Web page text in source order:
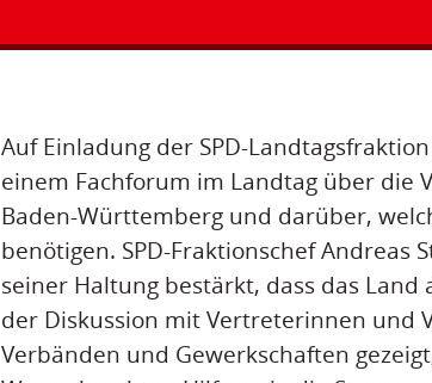
Auf Einladung der SPD-
einem Fachforum im Landtag über die
Baden-Württemberg und darüber,
benötigen. SPD-Fraktionschef Andreas
seiner Haltung bestärkt, dass das Land
der Diskussion mit Vertreterinnen und
Verbänden und Gewerkschaften